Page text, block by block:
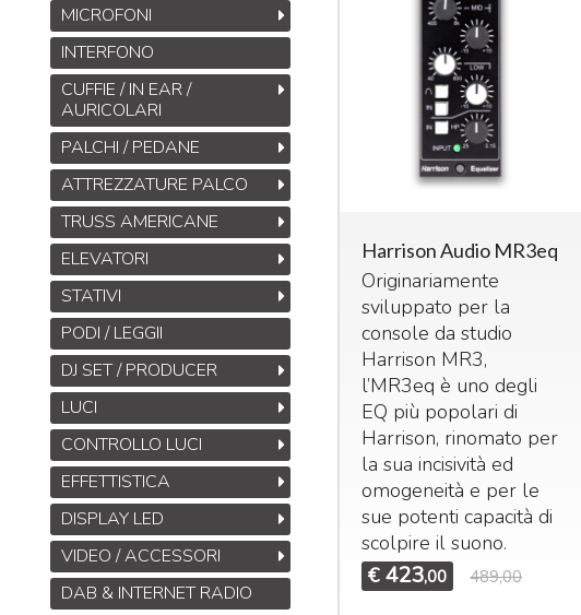
Harrison Audio MR3eq
Originariamente
sviluppato per la
console da studio
Harrison MR3,
l’MR3eq è uno degli
EQ più popolari di
Harrison, rinomato per
la sua incisività ed
omogeneità e per le
sue potenti capacità di
scolpire il suono.
€ 423,00 489,00
MICROFONI
INTERFONO
CUFFIE / IN EAR /
AURICOLARI
PALCHI / PEDANE
ATTREZZATURE PALCO
TRUSS AMERICANE
ELEVATORI
STATIVI
PODI / LEGGII
DJ SET / PRODUCER
LUCI
CONTROLLO LUCI
EFFETTISTICA
DISPLAY LED
VIDEO / ACCESSORI
DAB & INTERNET RADIOMidas DL32